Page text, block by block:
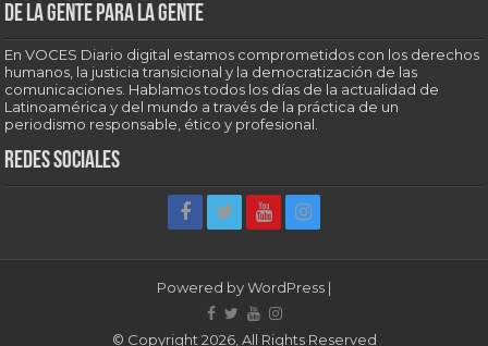
De la gente para la gente
En VOCES Diario digital estamos comprometidos con los derechos
humanos, la justicia transicional y la democratización de las
comunicaciones. Hablamos todos los días de la actualidad de
Latinoamérica y del mundo a través de la práctica de un
periodismo responsable, ético y profesional.
Redes sociales
Powered byWordPress |
© Copyright 2026, All Rights Reserved